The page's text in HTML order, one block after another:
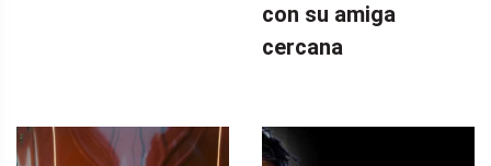
con su amiga
cercana